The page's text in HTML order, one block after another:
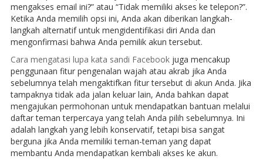
mengakses email ini?” atau “Tidak memiliki akses ke telepon?”.
Ketika Anda memilih opsi ini, Anda akan diberikan langkah-
langkah alternatif untuk mengidentifikasi diri Anda dan
mengonfirmasi bahwa Anda pemilik akun tersebut.
Cara mengatasi lupa kata sandi Facebookjuga mencakup
penggunaan fitur pengenalan wajah atau akrab jika Anda
sebelumnya telah mengaktifkan fitur tersebut di akun Anda. Jika
tampaknya tidak ada jalan keluar lain, Anda bahkan dapat
mengajukan permohonan untuk mendapatkan bantuan melalui
daftar teman terpercaya yang telah Anda pilih sebelumnya. Ini
adalah langkah yang lebih konservatif, tetapi bisa sangat
berguna jika Anda memiliki teman-teman yang dapat
membantu Anda mendapatkan kembali akses ke akun.